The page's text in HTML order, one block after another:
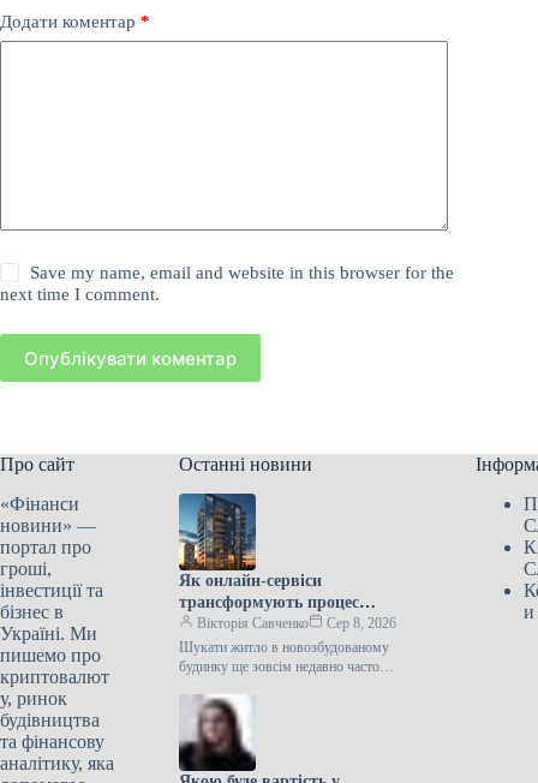
Додати коментар *
Save my name, email and website in this browser for the
next time I comment.
Опублікувати коментар
Про сайт
«Фінанси
новини» —
портал про
гроші,
інвестиції та
бізнес в
Україні. Ми
пишемо про
криптовалют
у, ринок
будівництва
та фінансову
аналітику, яка
Останні новини
Як онлайн-сервіси
трансформують процес
пошуку новобудов в Україні
Вікторія Савченко
Сер 8, 2026
Шукати житло в новозбудованому
будинку ще зовсім недавно часто
повторювані оголошення, дзвінки за
застарілими номерами та…
и